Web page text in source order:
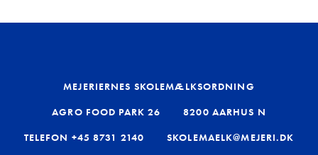
MEJERIERNES SKOLEMÆLKSORDNING
AGRO FOOD PARK 26
8200 AARHUS N
TELEFON +45 8731 2140 SKOLEMAELK@MEJERI.DK